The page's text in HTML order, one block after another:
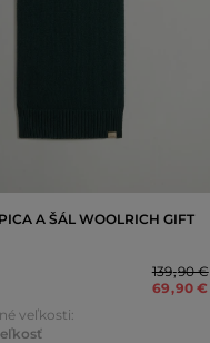
A ŠÁL WOOLRICH GIFT
139,90 €
69,90 €
veľkosti: